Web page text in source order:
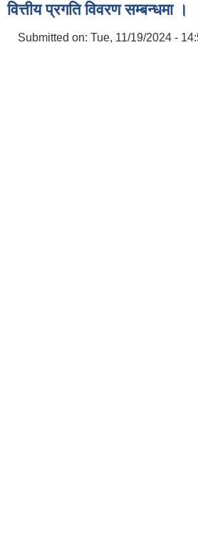
वित्तीय प्रगति विवरण सम्बन्धमा ।
Submitted on: Tue, 11/19/2024 -